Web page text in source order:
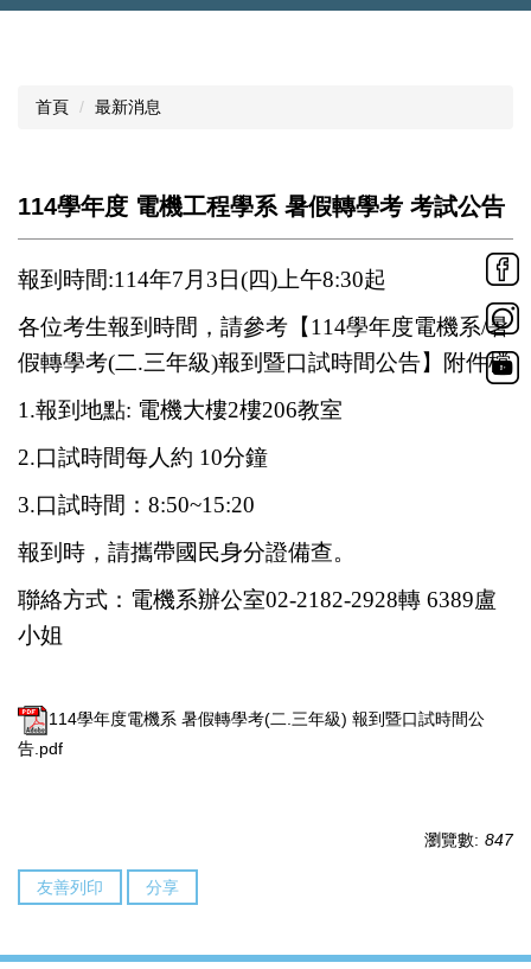
首頁 最新消息
114學年度 電機工程學系 暑假轉學考 考試公告
報到時間:114年7月3日(四)上午8:30起
各位考生報到時間，請參考 【114學年度電機系/暑
假轉學考(二.三年級)報到暨口試時間公告】 附件檔
1.報到地點: 電機大樓2樓206教室
2.口試時間每人約 10分鐘
3.口試時間：8:50~15:20
報到時，請攜帶國民身分證備查。
聯絡方式：電機系辦公室02-2182-2928轉 6389盧
小姐
114學年度電機系 暑假轉學考(二.三年級) 報到暨口試時間公
告.pdf
瀏覽數: 847
友善列印 分享